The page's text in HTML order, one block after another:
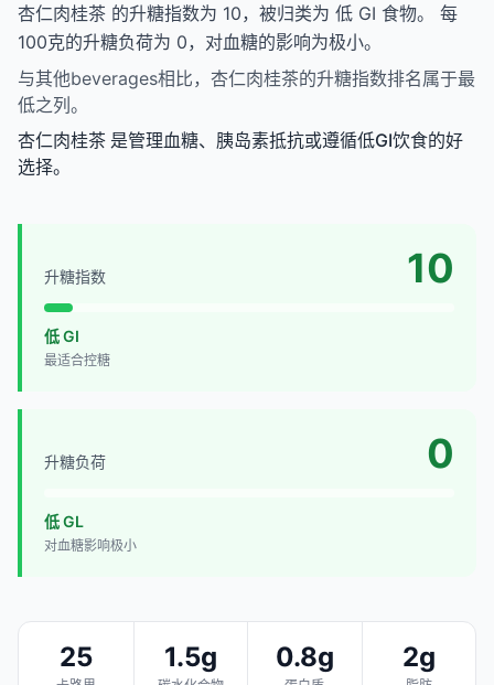
杏仁肉桂茶 的升糖指数为 10，被归类为 低 GI 食物。 每
100克的升糖负荷为 0，对血糖的影响为极小。
与其他beverages相比，杏仁肉桂茶的升糖指数排名属于最
低之列。
杏仁肉桂茶 是管理血糖、胰岛素抵抗或遵循低GI饮食的好
选择。
升糖指数 10
低 GI
最适合控糖
升糖负荷 0
低 GL
对血糖影响极小
25 1.5g 0.8g 2g